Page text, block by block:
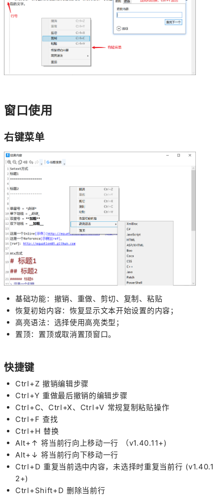
窗口使用
右键菜单
基础功能：撤销、重做、剪切、复制、粘贴
恢复初始内容：恢复显示文本开始设置的内容；
高亮语法：选择使用高亮类型；
置顶：置顶或取消置顶窗口。
快捷键
Ctrl+Z 撤销编辑步骤
Ctrl+Y 重做最后撤销的编辑步骤
Ctrl+C、Ctrl+X、Ctrl+V 常规复制粘贴操作
Ctrl+F 查找
Ctrl+H 替换
Alt+↑ 将当前行向上移动一行 （v1.40.11+)
Alt+↓ 将当前行向下移动一行
Ctrl+D 重复当前选中内容，未选择时重复当前行 (v1.40.1
2+)
Ctrl+Shift+D 删除当前行